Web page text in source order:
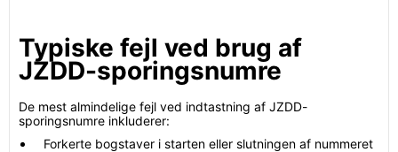
Typiske fejl ved brug af
JZDD-sporingsnumre
De mest almindelige fejl ved indtastning af JZDD-
sporingsnumre inkluderer:
Forkerte bogstaver i starten eller slutningen af nummeret